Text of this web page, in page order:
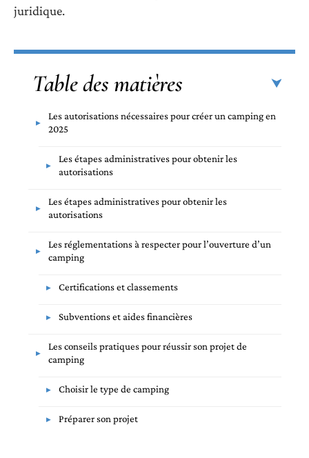
juridique.
Table des matières
Les autorisations nécessaires pour créer un camping en
2025
Les étapes administratives pour obtenir les
autorisations
Les étapes administratives pour obtenir les
autorisations
Les réglementations à respecter pour l’ouverture d’un
camping
Certifications et classements
Subventions et aides financières
Les conseils pratiques pour réussir son projet de
camping
Choisir le type de camping
Préparer son projet